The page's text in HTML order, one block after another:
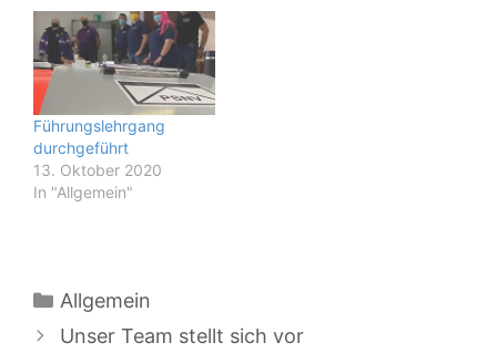
Führungslehrgang
durchgeführt
13. Oktober 2020
In "Allgemein"
Kategorien
Allgemein
Unser Team stellt sich vor